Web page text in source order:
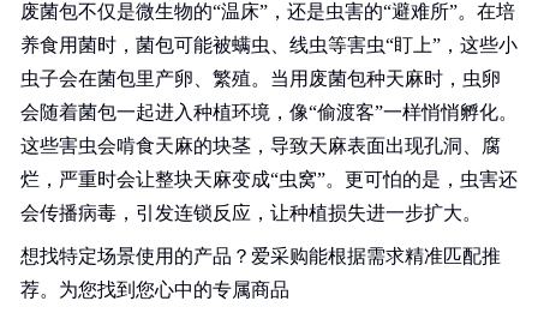
废菌包不仅是微生物的“温床”，还是虫害的“避难所”。在培
养食用菌时，菌包可能被螨虫、线虫等害虫“盯上”，这些小
虫子会在菌包里产卵、繁殖。当用废菌包种天麻时，虫卵
会随着菌包一起进入种植环境，像“偷渡客”一样悄悄孵化。
这些害虫会啃食天麻的块茎，导致天麻表面出现孔洞、腐
烂，严重时会让整块天麻变成“虫窝”。更可怕的是，虫害还
会传播病毒，引发连锁反应，让种植损失进一步扩大。
想找特定场景使用的产品？爱采购能根据需求精准匹配推
荐。为您找到您心中的专属商品